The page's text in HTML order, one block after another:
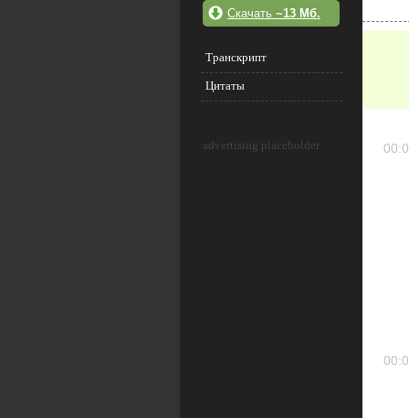
Скачать ~13 Мб.
Транскрипт
Цитаты
advertising placeholder